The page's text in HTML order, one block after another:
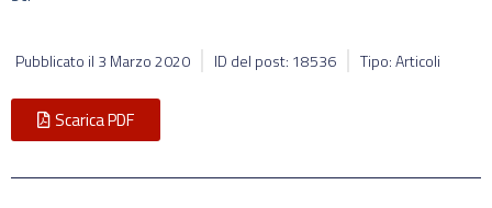
Pubblicato il 3 Marzo 2020 ID del post: 18536 Tipo: Articoli
Scarica PDF